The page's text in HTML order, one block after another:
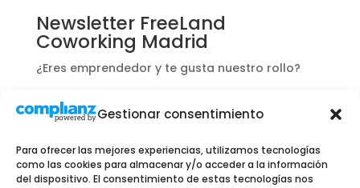
Gestionar consentimiento
Para ofrecer las mejores experiencias, utilizamos tecnologías
como las cookies para almacenar y/o acceder a la información
del dispositivo. El consentimiento de estas tecnologías nos
Newsletter FreeLand
Coworking Madrid
¿Eres emprendedor y te gusta nuestro rollo?
novedades exclusivas para ti.